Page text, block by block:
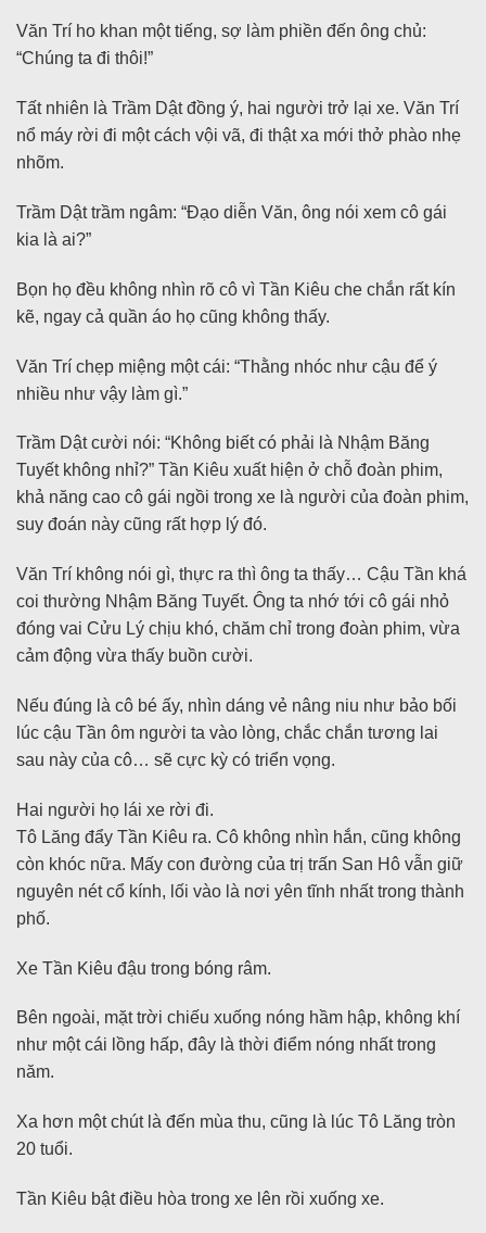
Văn Trí ho khan một tiếng, sợ làm phiền đến ông chủ:
“Chúng ta đi thôi!”
Tất nhiên là Trầm Dật đồng ý, hai người trở lại xe. Văn Trí
nổ máy rời đi một cách vội vã, đi thật xa mới thở phào nhẹ
nhõm.
Trầm Dật trầm ngâm: “Đạo diễn Văn, ông nói xem cô gái
kia là ai?”
Bọn họ đều không nhìn rõ cô vì Tần Kiêu che chắn rất kín
kẽ, ngay cả quần áo họ cũng không thấy.
Văn Trí chẹp miệng một cái: “Thằng nhóc như cậu để ý
nhiều như vậy làm gì.”
Trầm Dật cười nói: “Không biết có phải là Nhậm Băng
Tuyết không nhỉ?” Tần Kiêu xuất hiện ở chỗ đoàn phim,
khả năng cao cô gái ngồi trong xe là người của đoàn phim,
suy đoán này cũng rất hợp lý đó.
Văn Trí không nói gì, thực ra thì ông ta thấy… Cậu Tần khá
coi thường Nhậm Băng Tuyết. Ông ta nhớ tới cô gái nhỏ
đóng vai Cửu Lý chịu khó, chăm chỉ trong đoàn phim, vừa
cảm động vừa thấy buồn cười.
Nếu đúng là cô bé ấy, nhìn dáng vẻ nâng niu như bảo bối
lúc cậu Tần ôm người ta vào lòng, chắc chắn tương lai
sau này của cô… sẽ cực kỳ có triển vọng.
Hai người họ lái xe rời đi.
Tô Lăng đẩy Tần Kiêu ra. Cô không nhìn hắn, cũng không
còn khóc nữa. Mấy con đường của trị trấn San Hô vẫn giữ
nguyên nét cổ kính, lối vào là nơi yên tĩnh nhất trong thành
phố.
Xe Tần Kiêu đậu trong bóng râm.
Bên ngoài, mặt trời chiếu xuống nóng hầm hập, không khí
như một cái lồng hấp, đây là thời điểm nóng nhất trong
năm.
Xa hơn một chút là đến mùa thu, cũng là lúc Tô Lăng tròn
20 tuổi.
Tần Kiêu bật điều hòa trong xe lên rồi xuống xe.